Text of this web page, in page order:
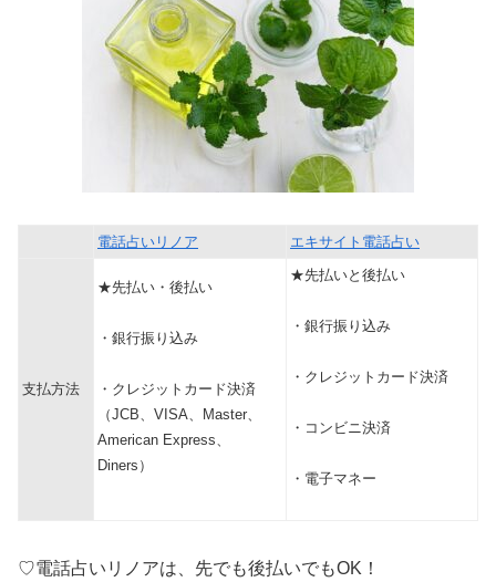
電話占いリノア エキサイト電話占い
支払方法
★先払い・後払い
・銀行振り込み
・クレジットカード決済
（JCB、VISA、Master、
American Express、
Diners）
★先払いと後払い
・銀行振り込み
・クレジットカード決済
・コンビニ決済
・電子マネー
♡電話占いリノアは、先でも後払いでもOK！